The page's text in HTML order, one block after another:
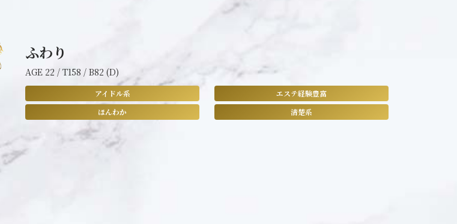
ふわり
AGE 22 / T158 / B82 (D)
アイドル系
エステ経験豊富
ほんわか
清楚系